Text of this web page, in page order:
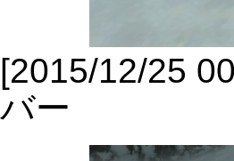
[2015/12/25
バー